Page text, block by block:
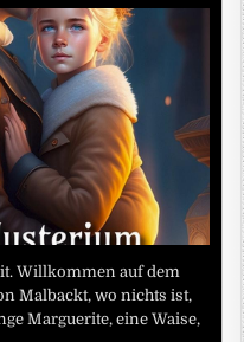
Willkommen auf dem
Malbackt, wo nichts ist,
Marguerite, eine Waise,